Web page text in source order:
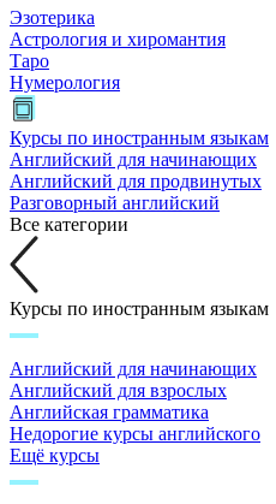
Эзотерика
Астрология и хиромантия
Таро
Нумерология
Курсы по иностранным языкам
Английский для начинающих
Английский для продвинутых
Разговорный английский
Все категории
Курсы по иностранным языкам
Английский для начинающих
Английский для взрослых
Английская грамматика
Недорогие курсы английского
Ещё курсы